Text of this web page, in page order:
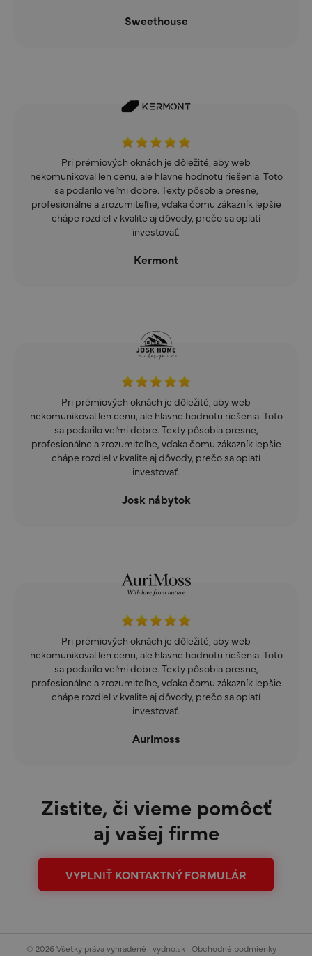
Sweethouse
Pri prémiových oknách je dôležité, aby web
nekomunikoval len cenu, ale hlavne hodnotu riešenia. Toto
sa podarilo veľmi dobre. Texty pôsobia presne,
profesionálne a zrozumiteľne, vďaka čomu zákazník lepšie
chápe rozdiel v kvalite aj dôvody, prečo sa oplatí
investovať.
Kermont
Pri prémiových oknách je dôležité, aby web
nekomunikoval len cenu, ale hlavne hodnotu riešenia. Toto
sa podarilo veľmi dobre. Texty pôsobia presne,
profesionálne a zrozumiteľne, vďaka čomu zákazník lepšie
chápe rozdiel v kvalite aj dôvody, prečo sa oplatí
investovať.
Josk nábytok
Pri prémiových oknách je dôležité, aby web
nekomunikoval len cenu, ale hlavne hodnotu riešenia. Toto
sa podarilo veľmi dobre. Texty pôsobia presne,
profesionálne a zrozumiteľne, vďaka čomu zákazník lepšie
chápe rozdiel v kvalite aj dôvody, prečo sa oplatí
investovať.
Aurimoss
Zistite, či vieme pomôcť
aj vašej firme
VYPLNIŤ KONTAKTNÝ FORMULÁR
© 2026 Všetky práva vyhradené · vydno.sk · Obchodné podmienky ·